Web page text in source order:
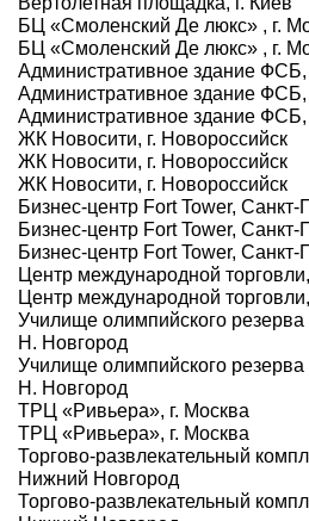
БЦ «Смоленский Де люкс» , г.
БЦ «Смоленский Де люкс» , г.
Административное здание ФСБ,
Административное здание ФСБ,
Административное здание ФСБ,
ЖК Новосити, г. Новороссийск
ЖК Новосити, г. Новороссийск
ЖК Новосити, г. Новороссийск
Бизнес-центр Fort Tower, Санкт-
Бизнес-центр Fort Tower, Санкт-
Бизнес-центр Fort Tower, Санкт-
Центр международной
Центр международной
Училище олимпийского
Н. Новгород
Училище олимпийского
Н. Новгород
ТРЦ «Ривьера», г. Москва
ТРЦ «Ривьера», г. Москва
Торгово-развлекательный
Нижний Новгород
Торгово-развлекательный